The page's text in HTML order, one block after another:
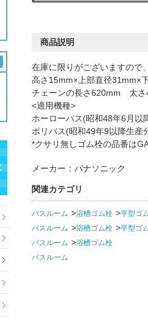
商品説明
在庫に限りがございますので
高さ15mm×上部直径31mm×
チェーンの長さ620mm 太さ
<適用機種>
ホーローバス(昭和48年6月以
ポリバス(昭和49年9以降生産
*クサリ無しゴム栓の品番は
メーカー：パナソニック
関連カテゴリ
バスルーム 浴槽ゴム栓 平型ゴ
バスルーム
浴槽ゴム栓
平型ゴ
バスルーム
浴槽ゴム栓
バスルーム